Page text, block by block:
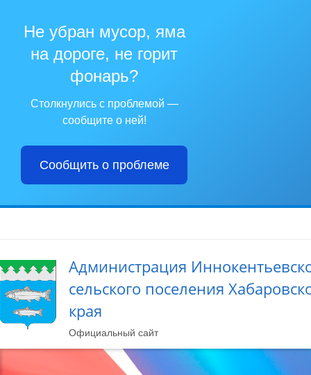
Не убран мусор, яма
на дороге, не горит
фонарь?
Столкнулись с проблемой —
сообщите о ней!
Сообщить о проблеме
Администрация
сельского поселения
края
Официальный сайт